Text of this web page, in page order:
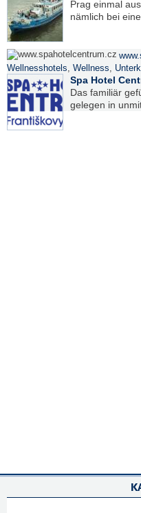
Prag einmal
nämlich bei
Wellnesshotels, Wellness,
Spa Hotel
Das familiär
gelegen in